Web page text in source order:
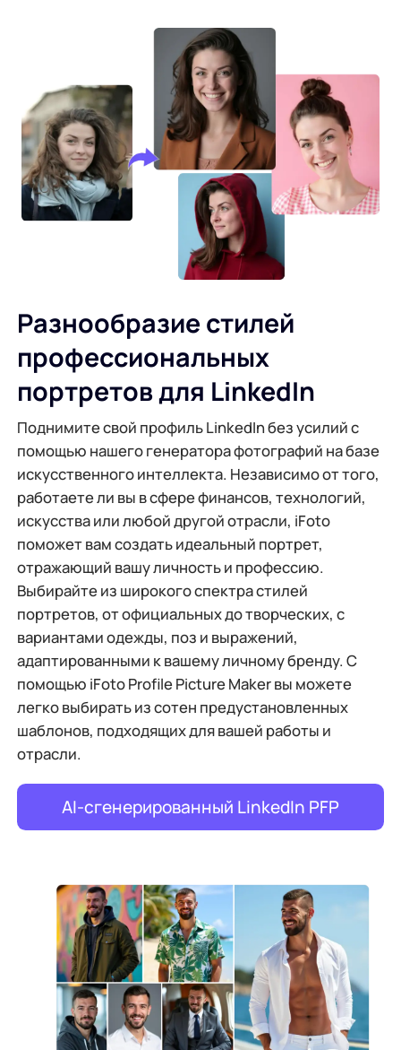
Разнообразие стилей
профессиональных
портретов для LinkedIn
Поднимите свой профиль LinkedIn без усилий с
помощью нашего генератора фотографий на базе
искусственного интеллекта. Независимо от того,
работаете ли вы в сфере финансов, технологий,
искусства или любой другой отрасли, iFoto
поможет вам создать идеальный портрет,
отражающий вашу личность и профессию.
Выбирайте из широкого спектра стилей
портретов, от официальных до творческих, с
вариантами одежды, поз и выражений,
адаптированными к вашему личному бренду. С
помощью iFoto Profile Picture Maker вы можете
легко выбирать из сотен предустановленных
шаблонов, подходящих для вашей работы и
отрасли.
AI-сгенерированный LinkedIn PFP